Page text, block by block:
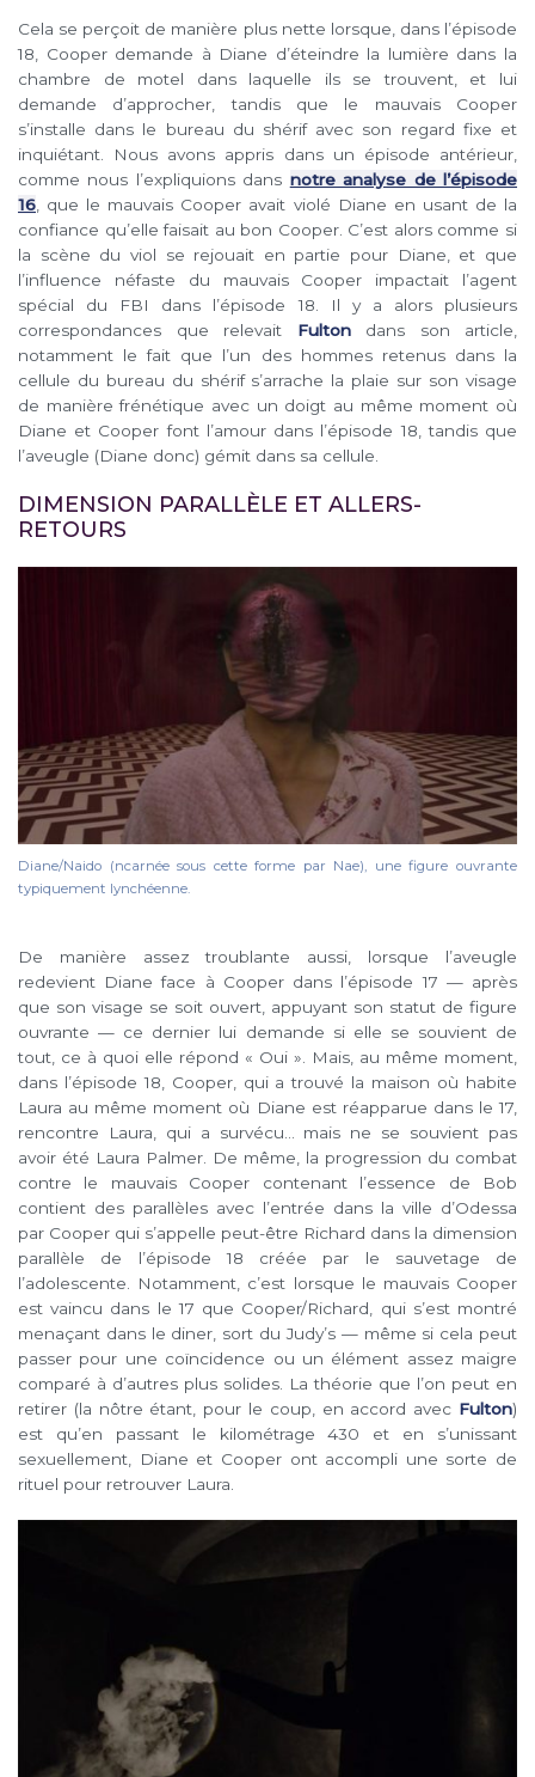
Cela se perçoit de manière plus nette lorsque, dans l’épisode
18, Cooper demande à Diane d’éteindre la lumière dans la
chambre de motel dans laquelle ils se trouvent, et lui
demande d’approcher, tandis que le mauvais Cooper
s’installe dans le bureau du shérif avec son regard fixe et
inquiétant. Nous avons appris dans un épisode antérieur,
comme nous l’expliquions dans notre analyse de l’épisode
16, que le mauvais Cooper avait violé Diane en usant de la
confiance qu’elle faisait au bon Cooper. C’est alors comme si
la scène du viol se rejouait en partie pour Diane, et que
l’influence néfaste du mauvais Cooper impactait l’agent
spécial du FBI dans l’épisode 18. Il y a alors plusieurs
correspondances que relevait Fultondans son article,
notamment le fait que l’un des hommes retenus dans la
cellule du bureau du shérif s’arrache la plaie sur son visage
de manière frénétique avec un doigt au même moment où
Diane et Cooper font l’amour dans l’épisode 18, tandis que
l’aveugle (Diane donc) gémit dans sa cellule.
DIMENSION PARALLÈLE ET ALLERS-
RETOURS
Diane/Naido (ncarnée sous cette forme par Nae), une figure ouvrante
typiquement lynchéenne.
De manière assez troublante aussi, lorsque l’aveugle
redevient Diane face à Cooper dans l’épisode 17 — après
que son visage se soit ouvert, appuyant son statut de figure
ouvrante — ce dernier lui demande si elle se souvient de
tout, ce à quoi elle répond « Oui ». Mais, au même moment,
dans l’épisode 18, Cooper, qui a trouvé la maison où habite
Laura au même moment où Diane est réapparue dans le 17,
rencontre Laura, qui a survécu… mais ne se souvient pas
avoir été Laura Palmer. De même, la progression du combat
contre le mauvais Cooper contenant l’essence de Bob
contient des parallèles avec l’entrée dans la ville d’Odessa
par Cooper qui s’appelle peut-être Richard dans la dimension
parallèle de l’épisode 18 créée par le sauvetage de
l’adolescente. Notamment, c’est lorsque le mauvais Cooper
est vaincu dans le 17 que Cooper/Richard, qui s’est montré
menaçant dans le diner, sort du Judy’s — même si cela peut
passer pour une coïncidence ou un élément assez maigre
comparé à d’autres plus solides. La théorie que l’on peut en
retirer (la nôtre étant, pour le coup, en accord avec Fulton)
est qu’en passant le kilométrage 430 et en s’unissant
sexuellement, Diane et Cooper ont accompli une sorte de
rituel pour retrouver Laura.